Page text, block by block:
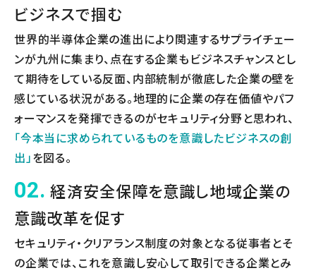
ビジネスで掴む
世界的半導体企業の進出により関連するサプライチェー
ンが九州に集まり、点在する企業もビジネスチャンスとし
て期待をしている反面、内部統制が徹底した企業の壁を
感じている状況がある。地理的に企業の存在価値やパフ
ォーマンスを発揮できるのがセキュリティ分野と思われ、
「今本当に求められているものを意識したビジネスの創
出」を図る。
02. 経済安全保障を意識し地域企業の
意識改革を促す
セキュリティ・クリアランス制度の対象となる従事者とそ
の企業では、これを意識し安心して取引できる企業とみ